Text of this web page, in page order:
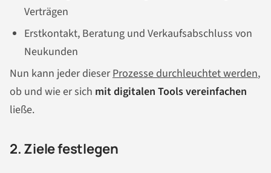
Verträgen
Erstkontakt, Beratung und Verkaufsabschluss von
Neukunden
Nun kann jeder dieserProzesse durchleuchtet werden,
ob und wie er sich mit digitalen Tools vereinfachen
ließe.
2. Ziele festlegen